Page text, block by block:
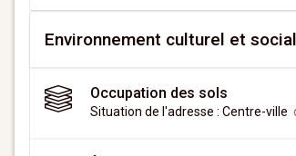
Environnement culturel et social
Occupation des sols
Situation de l'adresse : Centre-ville